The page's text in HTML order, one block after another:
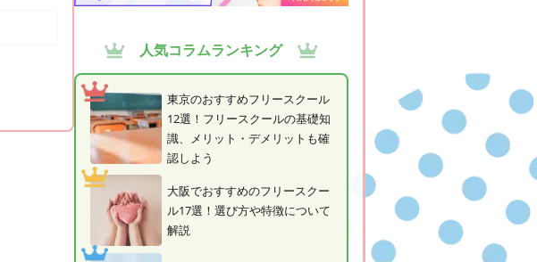
人気コラムランキング
東京のおすすめフリースクール
12選！フリースクールの基礎知
識、メリット・デメリットも確
認しよう
大阪でおすすめのフリースクー
ル17選！選び方や特徴について
解説